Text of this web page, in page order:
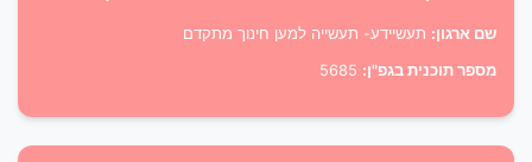
שם ארגון: תעשיידע- תעשייה למען חינוך מתקדם
מספר תוכנית בגפ"ן: